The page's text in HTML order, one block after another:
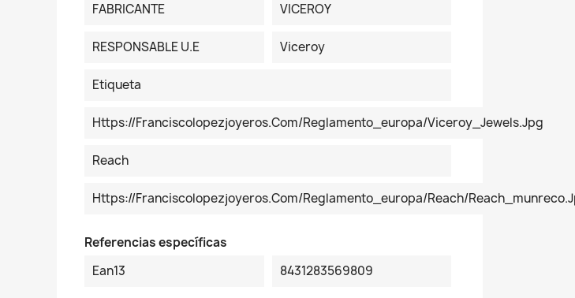
FABRICANTE VICEROY
RESPONSABLE U.E Viceroy
Etiqueta
Https://franciscolopezjoyeros.com/reglamento_europa/Viceroy_Jewels.jpg
Reach
Https://franciscolopezjoyeros.com/reglamento_europa/reach/
Referencias específicas
Ean13
8431283569809